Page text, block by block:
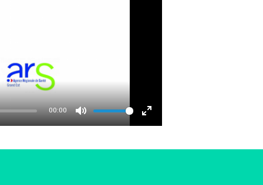
00:00
MUTE
ENTER